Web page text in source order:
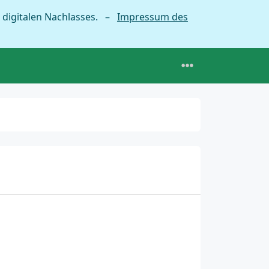
Nachlasses. – Impressum des